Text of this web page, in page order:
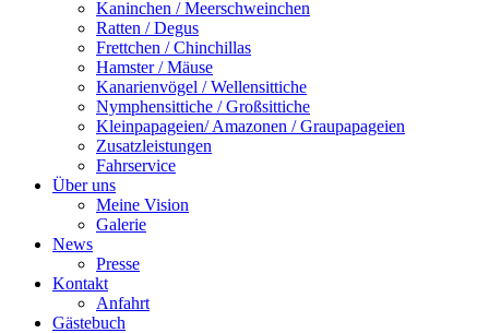
Kaninchen / Meerschweinchen
Ratten / Degus
Frettchen / Chinchillas
Hamster / Mäuse
Kanarienvögel / Wellensittiche
Nymphensittiche / Großsittiche
Kleinpapageien/ Amazonen / Graupapageien
Zusatzleistungen
Fahrservice
Über uns
Meine Vision
Galerie
News
Presse
Kontakt
Anfahrt
Gästebuch